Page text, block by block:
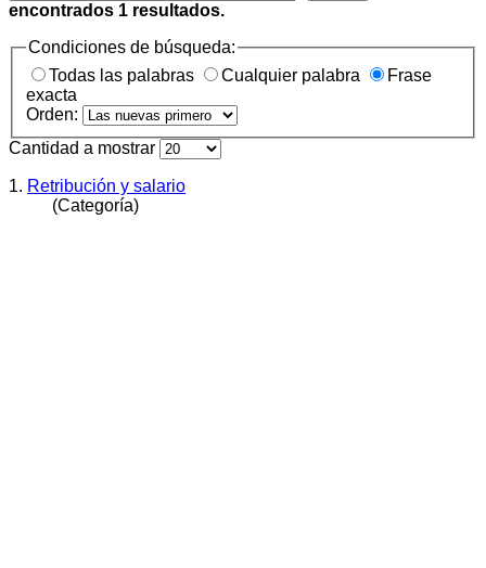
encontrados 1 resultados.
Condiciones de búsqueda:
Todas las palabras
Cualquier palabra
Frase
exacta
Orden:
Cantidad a mostrar
1. Retribución y salario
(Categoría)